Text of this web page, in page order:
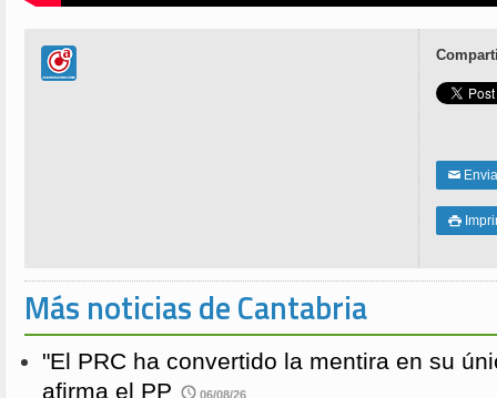
✉

Más noticias de Cantabria
"El PRC ha convertido la mentira en su
afirma el PP
06/08/26